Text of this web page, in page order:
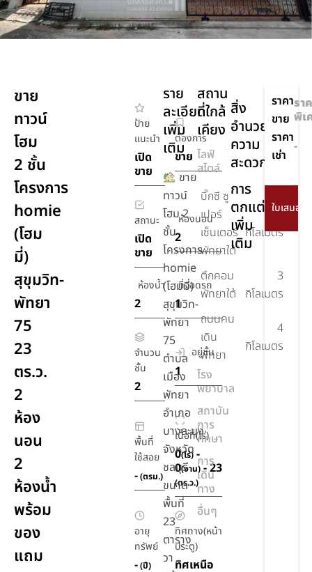
ขาย
ทาวน์
โฮม
2 ชั้น
โครงการ
homie
(โฮม
มี่)
สุขุมวิท-
พัทยา
75
23
ตร.ว.
2
ห้อง
นอน
2
ห้องน้ำ
พร้อม
ของ
แถม
ป้าย
แนะนำ
เปิด
ขาย
ต้องการ
ขาย
สถานะ
เปิด
ขาย
ห้องนอน
2
ห้องน้ำ
2
ที่จอดรถ
1
จำนวน
ชั้น
2
อยู่ชั้น
1
พื้นที่
ใช้สอย
-(ตรม.)
เนื้อที่(ไร่)
0(ไร่)-
0(งาน)- 23
(ตร.ว.)
อายุ
ทรัพย์
-(ปี)
ทิศทาง(หน้า
ประตู)
ทิศเหนือ
ราย
ละเอียด
เพิ่ม
เติม
ขาย
ทาวน์
โฮม 2
ชั้น
โครงการ
homie
(โฮมมี่)
สุขุมวิท-
พัทยา
75
ตำบล
เมือง
พัทยา
อำเภอ
บางละมุง
จังหวัด
ชลบุรี
ขนาด
พื้นที่
23
ตาราง
วา
สถาน
ที่ใกล้
เคียง
ไลฟ์
สไตล์
บิ๊กซี ซู
เปอร์
เซ็นเตอร์
พัทยาใต้
1.5
กิโลเมตร
ตึกคอม
พัทยาใต้
3
กิโลเมตร
ถนนคน
เดิน
พัทยา
4
กิโลเมตร
โรง
พยาบาล
สถาบัน
การ
ศึกษา
การ
เดิน
ทาง
อื่นๆ
สิ่ง
อำนวย
ความ
สะดวก
การ
ตกแต่ง
เพิ่ม
เติม
ราคา
ขาย
รา
พิเ
ราคา
เช่า
-